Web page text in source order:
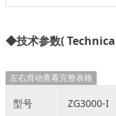
◆技术参数(
左右滑动查看完整表格
型号 ZG3000-I